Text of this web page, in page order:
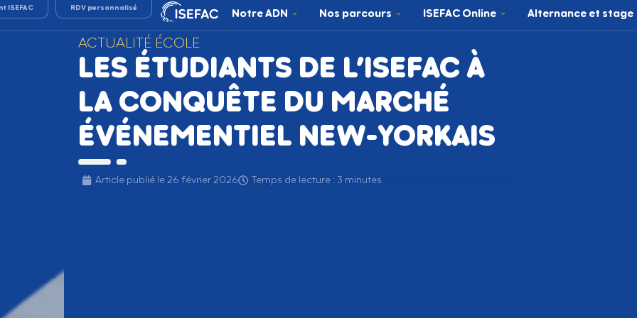
ISEFAC RDV personnalisé Notre ADN Nos parcours ISEFAC Online Alternance et stage
ACTUALITÉ ÉCOLE
LES ÉTUDIANTS DE L’ISEFAC À
LA CONQUÊTE DU MARCHÉ
ÉVÉNEMENTIEL NEW-YORKAIS
Article publié le 26 février 2026 Temps de lecture : 3 minutes